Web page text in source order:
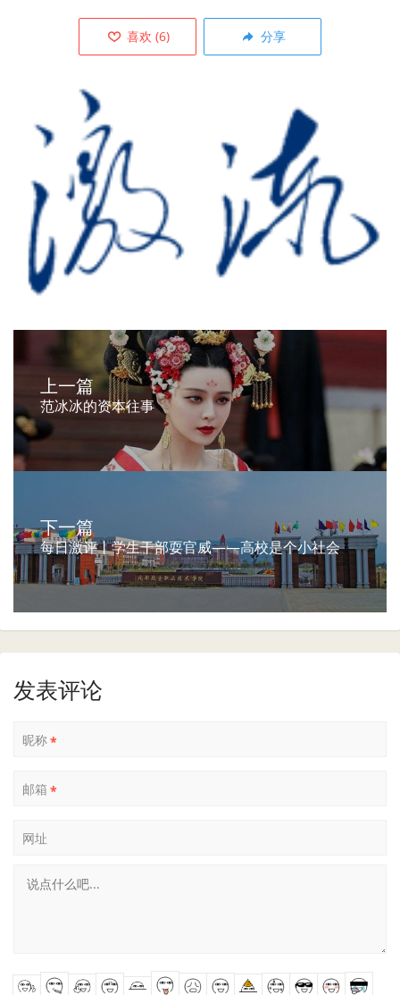
喜欢 (6) 分享
上一篇
范冰冰的资本往事
下一篇
每日激评丨学生干部耍官威——高校是个小社会
发表评论
昵称*
邮箱 *
网址